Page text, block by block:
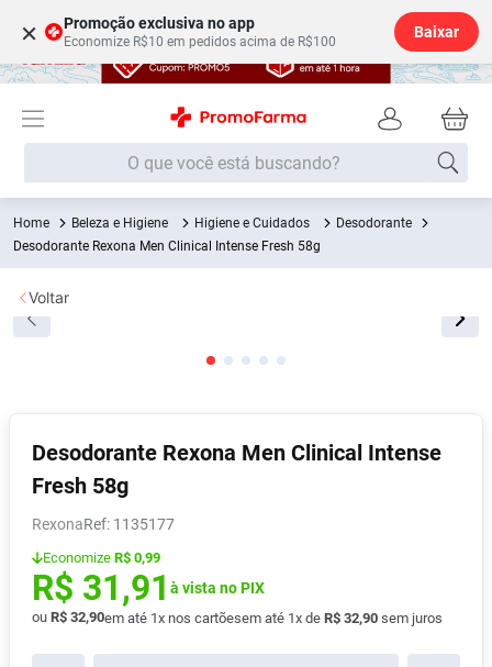
× Promoção exclusiva no app
Economize R$10 em pedidos acima de R$100
Baixar
O que você está buscando?
Beleza e Higiene Higiene e Cuidados
Desodorante
Desodorante Rexona Men Clinical Intense Fresh 58g
Desodorante Rexona Men Clinical Intense
Fresh 58g
Rexona : 1135177
Economize R$ 0,99
R$ 31,91 à vista no PIX
ou R$ 32,90em até 1x nos cartõesem até 1x de R$ 32,90 sem juros
Voltar
Termos mais buscados
1º Fralda
2
5º Fralda G
6º Desodorante
7º Shampoo
8º Absorvente
9º Pampers Confort Sec
10 º Lavitan